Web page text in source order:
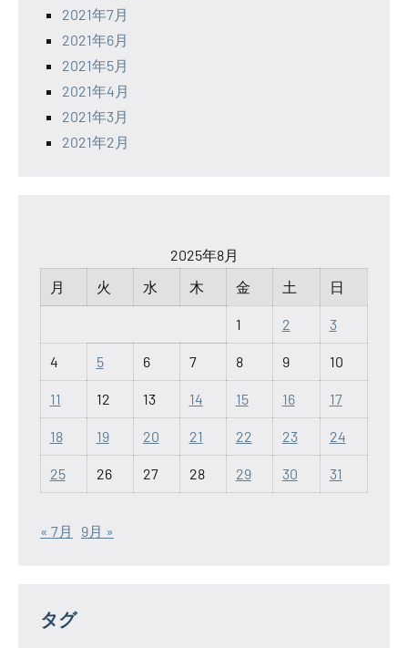
2021年7月
2021年6月
2021年5月
2021年4月
2021年3月
2021年2月
2025年8月
月
火 水 木 金 土 日
1 2 3
4 5 6 7 8 9 10
11 12 13 14 15 16 17
18 19 20 21 22 23 24
25 26 27 28 29 30 31
« 7月 9月 »
タグ